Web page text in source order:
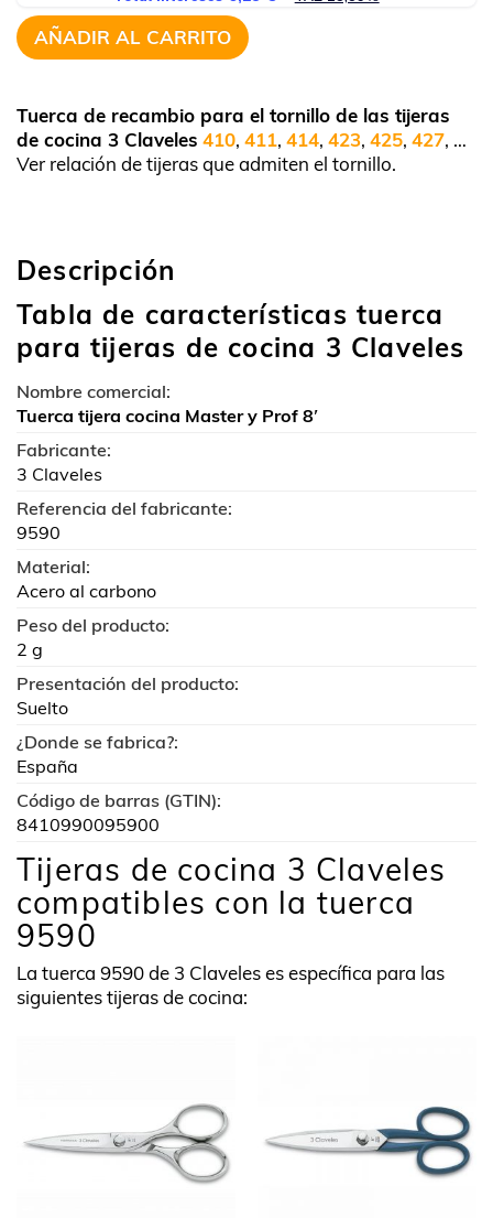
AÑADIR AL CARRITO
Tuerca de recambio para el tornillo de las tijeras
de cocina 3 Claveles 410, 411, 414, 423, 425, 427, …
Ver relación de tijeras que admiten el tornillo.
Descripción
Tabla de características tuerca
para tijeras de cocina 3 Claveles
Nombre comercial:
Tuerca tijera cocina Master y Prof 8′
Fabricante:
3 Claveles
Referencia del fabricante:
9590
Material:
Acero al carbono
Peso del producto:
2 g
Presentación del producto:
Suelto
¿Donde se fabrica?:
España
Código de barras (GTIN):
8410990095900
Tijeras de cocina 3 Claveles
compatibles con la tuerca
9590
La tuerca 9590 de 3 Claveles es específica para las
siguientes tijeras de cocina: